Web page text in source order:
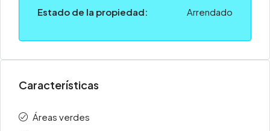
Estado de la propiedad:
Arrendado
Características
Áreas verdes